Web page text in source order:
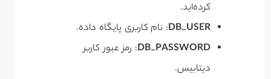
کرده‌اید.
DB_USER: نام کاربری پایگاه داده.
DB_PASSWORD: رمز عبور کاربر
دیتابیس.